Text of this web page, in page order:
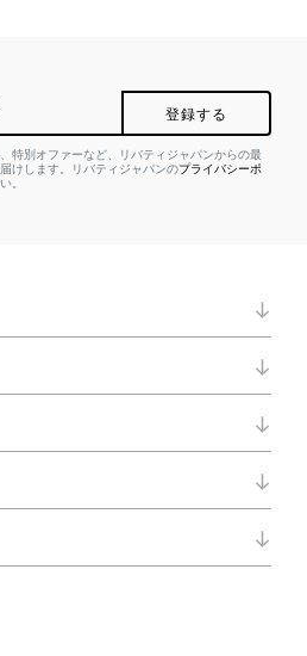
登録する
特別オファーなど、リバティジャパンからの最
けします。リバティジャパンのプライバシーポ
。